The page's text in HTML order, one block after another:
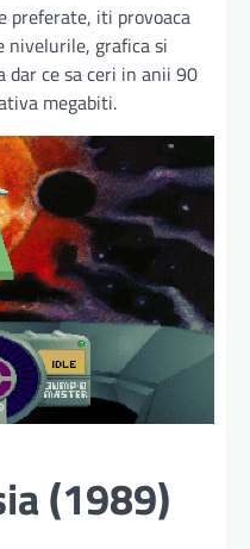
preferate, iti provoaca
nivelurile, grafica si
ce sa ceri in anii 90
megabiti.
(1989)